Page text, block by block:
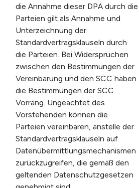
die Annahme dieser DPA durch die
Parteien gilt als Annahme und
Unterzeichnung der
Standardvertragsklauseln durch
die Parteien. Bei Widersprüchen
zwischen den Bestimmungen der
Vereinbarung und den SCC haben
die Bestimmungen der SCC
Vorrang. Ungeachtet des
Vorstehenden können die
Parteien vereinbaren, anstelle der
Standardvertragsklauseln auf
Datenübermittlungsmechanismen
zurückzugreifen, die gemäß den
geltenden Datenschutzgesetzen